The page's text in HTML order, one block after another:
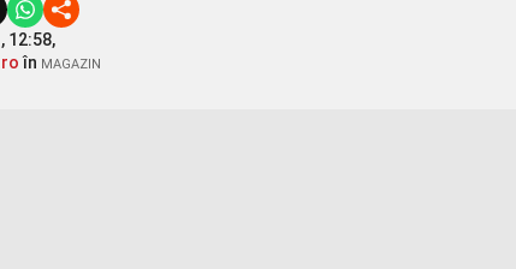
12:58,
în MAGAZIN